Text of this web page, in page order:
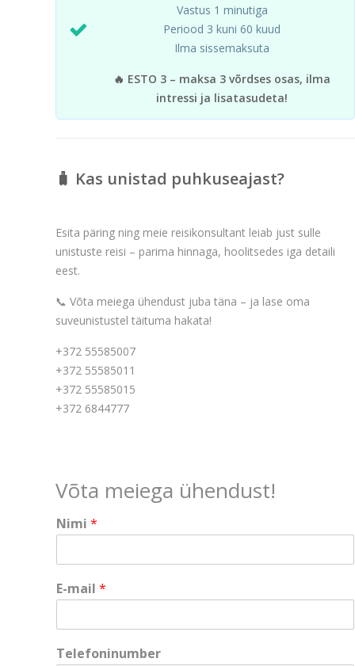
Vastus 1 minutiga
Periood 3 kuni 60 kuud
Ilma sissemaksuta
🔥 ESTO 3 – maksa 3 võrdses osas, ilma
intressi ja lisatasudeta!
🧳 Kas unistad puhkuseajast?
Esita päring ning meie reisikonsultant leiab just sulle
unistuste reisi – parima hinnaga, hoolitsedes iga detaili
eest.
📞 Võta meiega ühendust juba täna – ja lase oma
suveunistustel täituma hakata!
+372 55585007
+372 55585011
+372 55585015
+372 6844777
Võta meiega ühendust!
Nimi *
E-mail *
E
-Telefoninumber